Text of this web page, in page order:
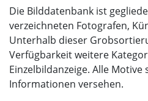
Die Bilddatenbank ist
verzeichneten Fotografen,
Unterhalb dieser
Verfügbarkeit weitere
Einzelbildanzeige. Alle
Informationen versehen.